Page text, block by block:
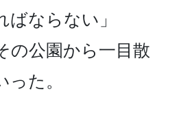
ならない」
の公園から一目散